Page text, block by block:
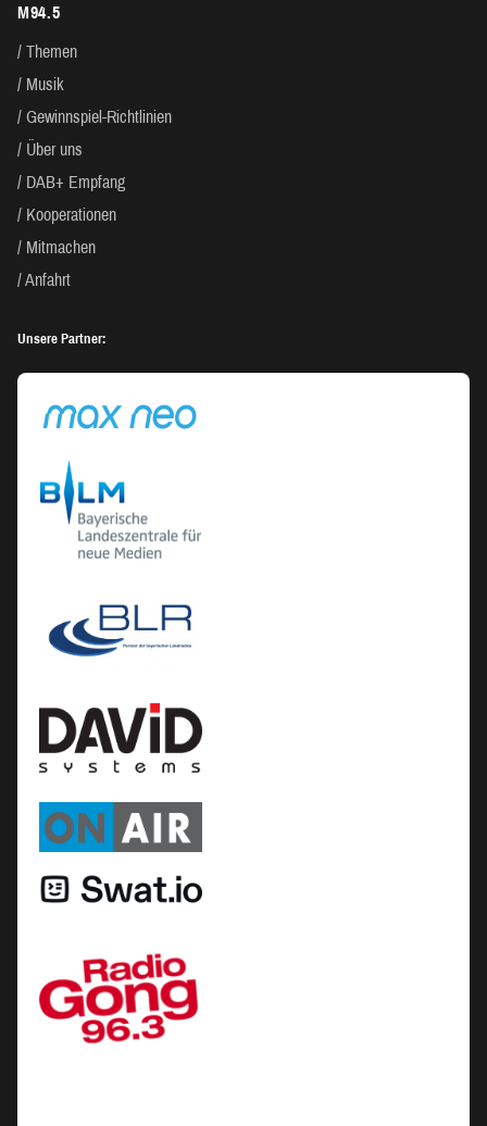
M94.5
Themen
Musik
Gewinnspiel-Richtlinien
Über uns
DAB+ Empfang
Kooperationen
Mitmachen
Anfahrt
Unsere Partner: